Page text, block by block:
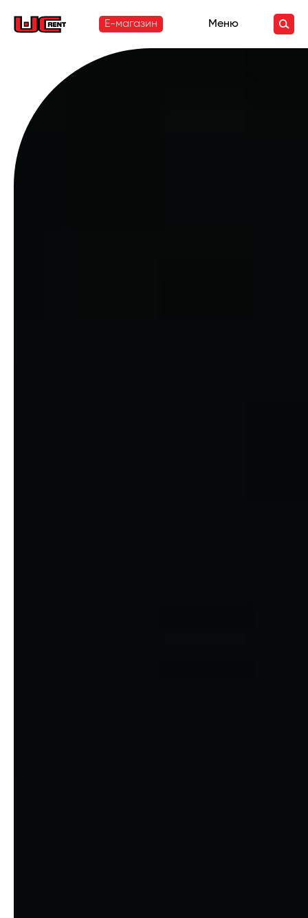
E-магазин Меню